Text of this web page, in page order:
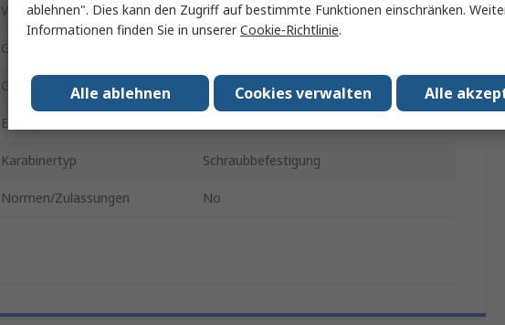
Verstellbar Ja
Gurtverbindung
Gewichtsbelastung 100kg
Einziehbar
Karabinertyp Schraubbefestigung
Normen/Zulassungen No
ablehnen". Dies kann den Zugriff auf bestimmte Funktionen einschränken.
Informationen finden Sie in unsererCookie-Richtlinie.
Alle
Cookies verwalten
Alle ablehnen